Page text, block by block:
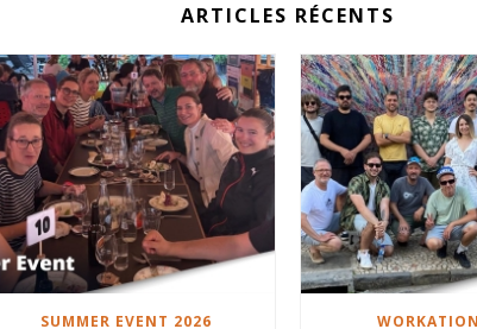
ARTICLES RÉCENTS
SUMMER EVENT 2026